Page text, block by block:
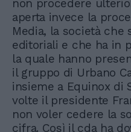
non procedere
aperta invece la
Media, la società
editoriali e che ha in
la quale hanno
il gruppo di Urbano
insieme a Equinox di
volte il presidente
non voler cedere la
cifra. Così il cda ha